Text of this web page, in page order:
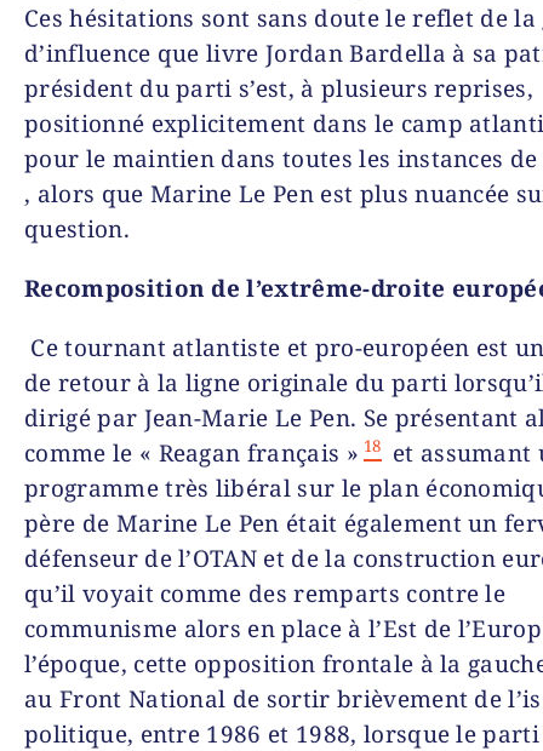
Ces hésitations sont sans doute le reflet de
d’influence que livre Jordan Bardella à sa
président du parti s’est, à plusieurs reprises,
positionné explicitement dans le camp
pour le maintien dans toutes les instances de
, alors que Marine Le Pen est plus nuancée
question.
Recomposition de l’extrême-droite
Ce tournant atlantiste et pro-européen est
de retour à la ligne originale du parti
dirigé par Jean-Marie Le Pen. Se présentant
comme le « Reagan français » 18
et assumant
programme très libéral sur le plan
père de Marine Le Pen était également un
défenseur de l’OTAN et de la construction
qu’il voyait comme des remparts contre le
communisme alors en place à l’Est de
l’époque, cette opposition frontale à la
au Front National de sortir brièvement de
politique, entre 1986 et 1988, lorsque le